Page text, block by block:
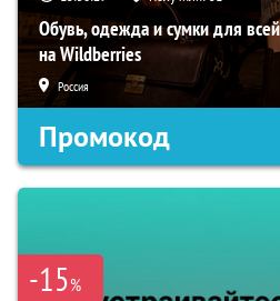
Обувь, одежда и сумки для
на Wildberries
Россия
Промокод
-15%